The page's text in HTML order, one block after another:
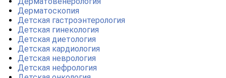
Дерматоскопия
Детская гастроэнтерология
Детская гинекология
Детская диетология
Детская кардиология
Детская неврология
Детская нефрология